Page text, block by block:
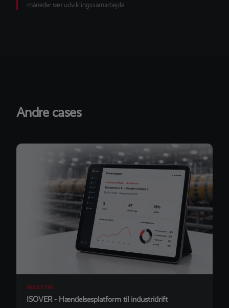
måneder tæt udviklingssamarbejde
Andre cases
INDUSTRI
ISOVER - Hændelsesplatform til industridrift